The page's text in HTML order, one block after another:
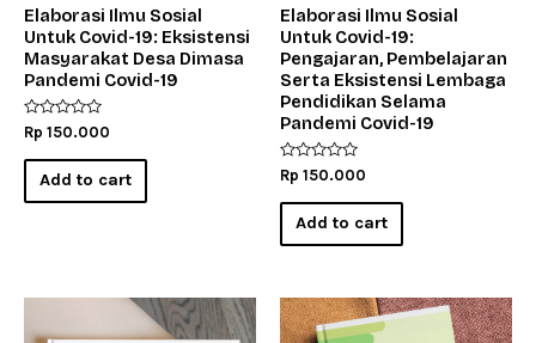
Elaborasi Ilmu Sosial
Untuk Covid-19: Eksistensi
Masyarakat Desa Dimasa
Pandemi Covid-19
Rated
out
Rp 150.000
Add to cart
Elaborasi Ilmu Sosial
Untuk Covid-19:
Pengajaran, Pembelajaran
Serta Eksistensi Lembaga
Pendidikan Selama
Pandemi Covid-19
Rated
out
Rp 150.000
Add to cart